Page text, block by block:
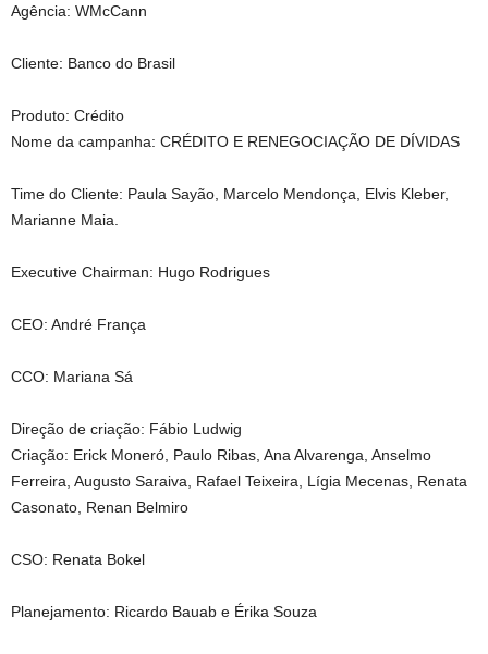
Agência: WMcCann
Cliente: Banco do Brasil
Produto: Crédito
Nome da campanha: CRÉDITO E RENEGOCIAÇÃO DE DÍVIDAS
Time do Cliente: Paula Sayão, Marcelo Mendonça, Elvis Kleber,
Marianne Maia.
Executive Chairman: Hugo Rodrigues
CEO: André França
CCO: Mariana Sá
Direção de criação: Fábio Ludwig
Criação: Erick Moneró, Paulo Ribas, Ana Alvarenga, Anselmo
Ferreira, Augusto Saraiva, Rafael Teixeira, Lígia Mecenas, Renata
Casonato, Renan Belmiro
CSO: Renata Bokel
Planejamento: Ricardo Bauab e Érika Souza